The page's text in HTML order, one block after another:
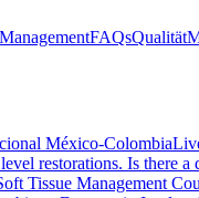
ManagementFAQsQualität
México-Colombia
restorations. Is there a
Tissue Management